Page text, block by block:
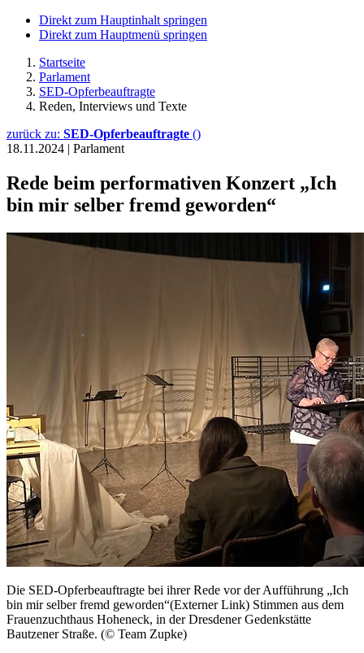
Direkt zum Hauptinhalt springen
Direkt zum Hauptmenü springen
Startseite
Parlament
SED-Opferbeauftragte
Reden, Interviews und Texte
zurück zu: SED-Opferbeauftragte ()
18.11.2024 | Parlament
Rede beim performativen Konzert „Ich
bin mir selber fremd geworden“
Die SED-Opferbeauftragte bei ihrer Rede vor der Aufführung „Ich
bin mir selber fremd geworden“(Externer Link) Stimmen aus dem
Frauenzuchthaus Hoheneck, in der Dresdener Gedenkstätte
Bautzener Straße. (© Team Zupke)